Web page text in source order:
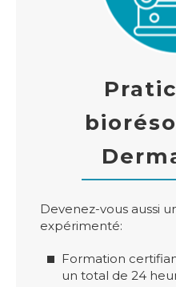
Devenez-vous aussi
expérimenté:
Formation
un total de 24